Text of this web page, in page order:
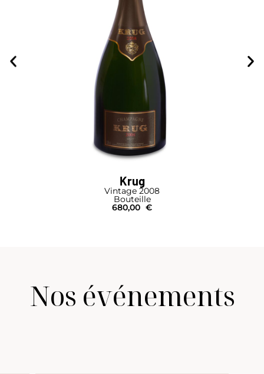
Krug
Vintage 2008
Bouteille
680,00 €
Nos événements